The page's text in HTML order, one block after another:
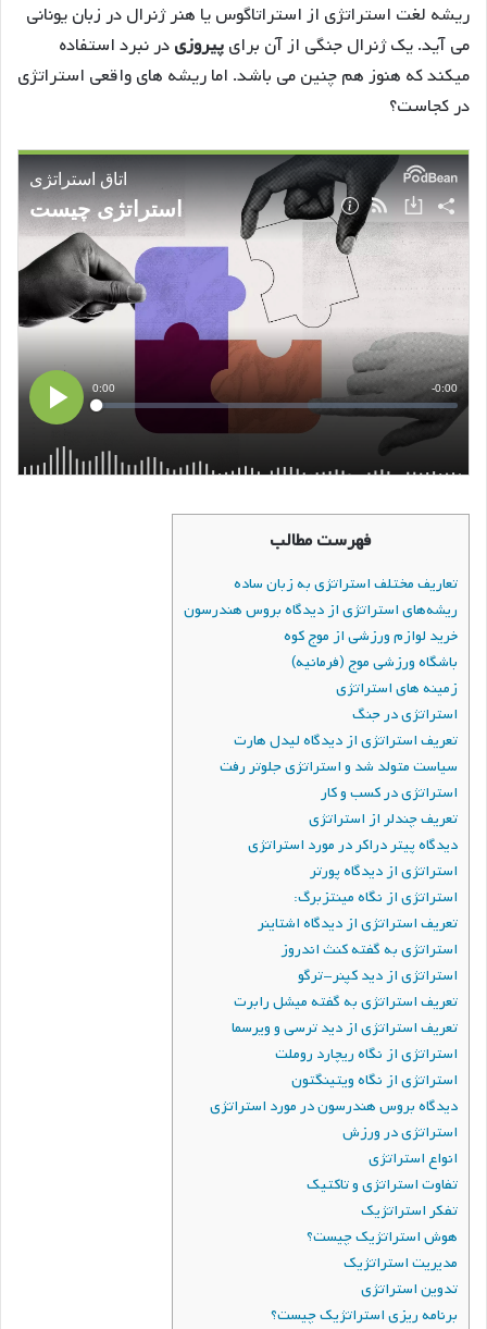
ریشه لغت استراتژی از استراتاگوس یا هنر ژنرال در زبان یونانی
می آید. یک ژنرال جنگی از آن برایپیروزیدر نبرد استفاده
میکند که هنوز هم چنین می باشد. اما ریشه های واقعی استراتژی
در کجاست؟
فهرست مطالب
تعاریف مختلف استراتژی به زبان ساده
ریشه‌های استراتژی از دیدگاه بروس هندرسون
خرید لوازم ورزشی از موج کوه
باشگاه ورزشی موج (فرمانیه)
زمینه های استراتژی
استراتژی در جنگ
تعریف استراتژی از دیدگاه لیدل هارت
سیاست متولد شد و استراتژی جلوتر رفت
استراتژی در کسب و کار
تعریف چندلر از استراتژی
دیدگاه پیتر دراکر در مورد استراتژی
استراتژی از دیدگاه پورتر
استراتژی از نگاه مینتزبرگ:
تعریف استراتژی از دیدگاه اشتاینر
استراتژی به گفته کنث اندروز
استراتژی از دید کپنر-ترگو
تعریف استراتژی به گفته میشل رابرت
تعریف استراتژی از دید ترسی و ویرسما
استراتژی از نگاه ریچارد روملت
استراتژی از نگاه ویتینگتون
دیدگاه بروس هندرسون در مورد استراتژی
استراتژی در ورزش
انواع استراتژی
تفاوت استراتژی و تاکتیک
تفکر استراتژیک
هوش استراتژیک چیست؟
مدیریت استراتژیک
تدوین استراتژی
برنامه ریزی استراتژیک چیست؟